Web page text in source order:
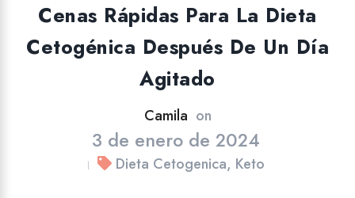
Cenas Rápidas Para La Dieta
Cetogénica Después De Un Día
Agitado
Camila on
3 de enero de 2024
| Dieta Cetogenica, Keto